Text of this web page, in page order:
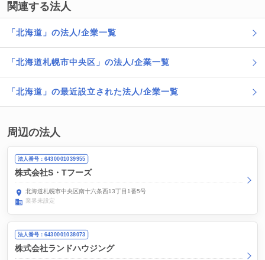
関連する法人
「北海道」の法人/企業一覧
「北海道札幌市中央区」の法人/企業一覧
「北海道」の最近設立された法人/企業一覧
周辺の法人
法人番号：6430001039955
株式会社S・Tフーズ
北海道札幌市中央区南十六条西13丁目1番5号
業界未設定
法人番号：6430001038073
株式会社ランドハウジング